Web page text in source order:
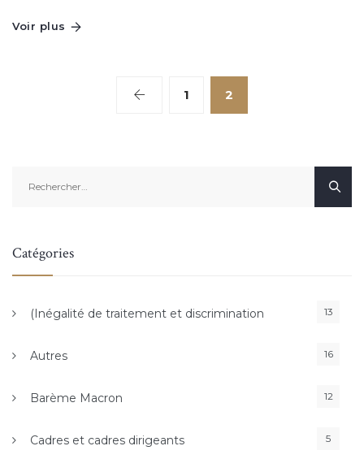
Voir plus
1 2
Catégories
(Inégalité de traitement et discrimination 13
Autres 16
Barème Macron 12
Cadres et cadres dirigeants 5